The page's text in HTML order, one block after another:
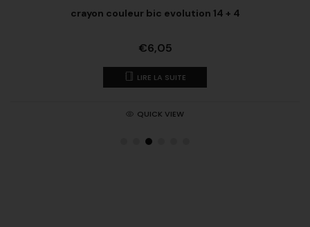
crayon couleur bic evolution 14 + 4
€6,05
LIRE LA SUITE
QUICK VIEW